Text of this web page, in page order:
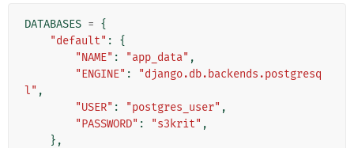
DATABASES = {
"default" :
{
"NAME" : "app_data" ,
"ENGINE" :
"django.db.backends.postgresq
l" ,
"USER" : "postgres_user" ,
"PASSWORD" : "s3krit" ,
},